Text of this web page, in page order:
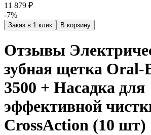
11 879 ₽
-7%
Заказ в 1 клик В корзину
Отзывы
зубная щетка Oral-
3500 + Насадка для
эффективной
CrossAction (10 шт)